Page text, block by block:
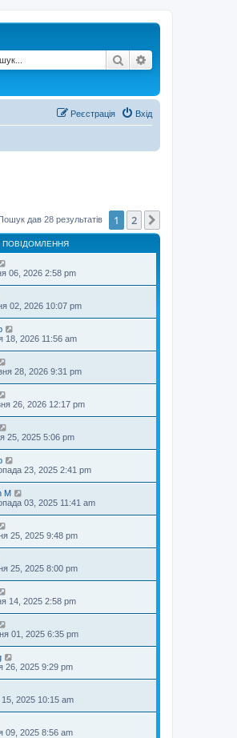
Пошук
Вхід
Реєстрація
дав 28 результатів 1 2
ПОВІДОМЛЕННЯ
06, 2026 2:58 pm
02, 2026 10:07 pm
18, 2026 11:56 am
28, 2026 9:31 pm
26, 2026 12:17 pm
25, 2025 5:06 pm
23, 2025 2:41 pm
M
03, 2025 11:41 am
25, 2025 9:48 pm
25, 2025 8:00 pm
14, 2025 2:58 pm
01, 2025 6:35 pm
26, 2025 9:29 pm
15, 2025 10:15 am
09, 2025 8:56 am